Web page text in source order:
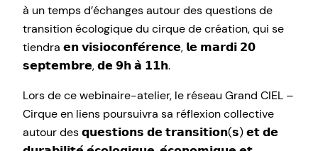
à un temps d’échanges autour des questions de
transition écologique du cirque de création, qui se
tiendra 𝗲𝗻 𝘃𝗶𝘀𝗶𝗼𝗰𝗼𝗻𝗳𝗲́𝗿𝗲𝗻𝗰𝗲, 𝗹𝗲 𝗺𝗮𝗿𝗱𝗶 𝟮𝟬
𝘀𝗲𝗽𝘁𝗲𝗺𝗯𝗿𝗲, 𝗱𝗲 𝟵𝗵 𝗮̀ 𝟭𝟭𝗵.
Lors de ce webinaire-atelier, le réseau Grand CIEL –
Cirque en liens poursuivra sa réflexion collective
autour des 𝗾𝘂𝗲𝘀𝘁𝗶𝗼𝗻𝘀 𝗱𝗲 𝘁𝗿𝗮𝗻𝘀𝗶𝘁𝗶𝗼𝗻(𝘀) 𝗲𝘁 𝗱𝗲